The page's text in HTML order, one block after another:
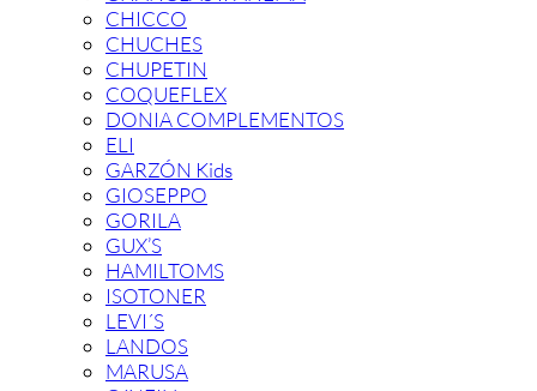
CHICCO
CHUCHES
CHUPETIN
COQUEFLEX
DONIA COMPLEMENTOS
ELI
GARZÓN Kids
GIOSEPPO
GORILA
GUX’S
HAMILTOMS
ISOTONER
LEVI´S
LANDOS
MARUSA